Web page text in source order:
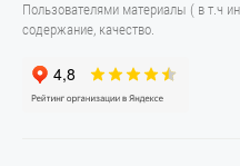
Пользователями материалы ( в т.ч
содержание, качество.